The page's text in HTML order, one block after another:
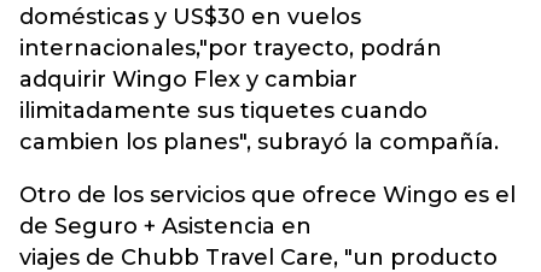
domésticas y US$30 en vuelos
internacionales,"por trayecto, podrán
adquirir Wingo Flex y cambiar
ilimitadamente sus tiquetes cuando
cambien los planes", subrayó la compañía.
Otro de los servicios que ofrece Wingo es el
de Seguro + Asistencia en
viajes de Chubb Travel Care, "un producto